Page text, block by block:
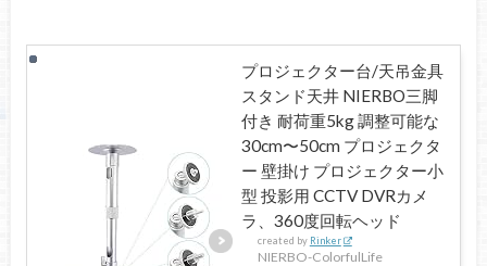
プロジェクター台/天吊金具
スタンド天井 NIERBO三脚
付き 耐荷重5kg 調整可能な
30cm〜50cm プロジェクタ
ー 壁掛け プロジェクター小
型 投影用 CCTV DVRカメ
ラ、360度回転ヘッド
created by Rinker
NIERBO-ColorfulLife